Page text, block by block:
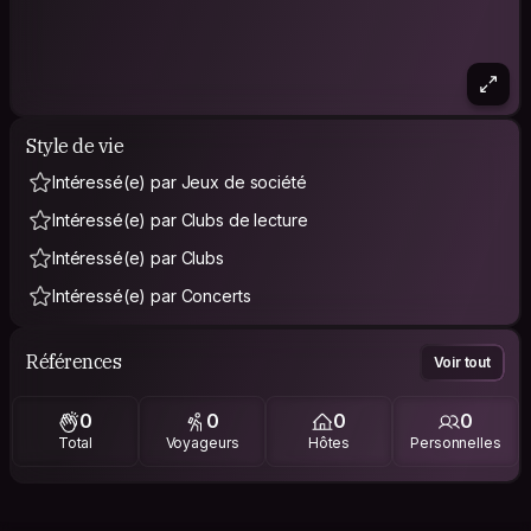
Style de vie
Intéressé(e) par Jeux de société
Intéressé(e) par Clubs de lecture
Intéressé(e) par Clubs
Intéressé(e) par Concerts
Références Voir tout
0
Total
0
Voyageurs
0
Hôtes
0
Personnelles